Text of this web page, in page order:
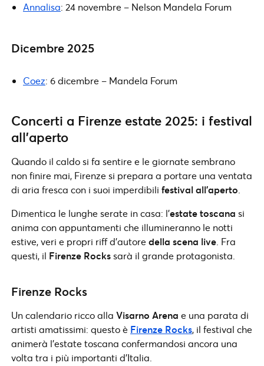
Annalisa: 24 novembre – Nelson Mandela Forum
Dicembre 2025
Coez: 6 dicembre – Mandela Forum
Concerti a Firenze estate 2025: i festival
all’aperto
Quando il caldo si fa sentire e le giornate sembrano
non finire mai, Firenze si prepara a portare una ventata
di aria fresca con i suoi imperdibili festival all’aperto
Dimentica le lunghe serate in casa: l’estate toscana si
anima con appuntamenti che illumineranno le notti
estive, veri e propri riff d’autoredella scena live . Fra
questi, il Firenze Rockssarà il grande protagonista.
Firenze Rocks
Un calendario ricco alla Visarno Arena e una parata di
artisti amatissimi: questo è Firenze Rocks, il festival che
animerà l’estate toscana confermandosi ancora una
volta tra i più importanti d’Italia.